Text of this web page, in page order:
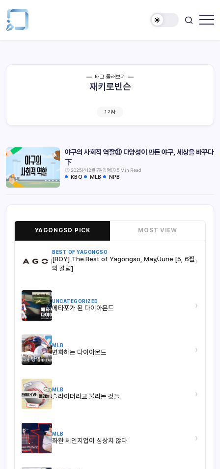
태그 둘러보기
재키로빈슨
1 기사
야구의 사회적 역할㉑ 다양성이 만든 야구, 세상을 바꾸다
下
2025년 12월 7일익명 5 Min Read
KBO MLB NPB
YAGONGSO PICK MOST VIEW
BEST OF YAGONGSO
[BOY] The Best of Yagongso, May/June [5, 6월
의 칼럼]
›
UNCATEGORIZED
메타포가 된 다이아몬드 ›
MLB
변화하는 다이아몬드 ›
MLB
슬라이더라고 불리는 것들 ›
MLB
좌완 체인지업이 심상치 않다 ›